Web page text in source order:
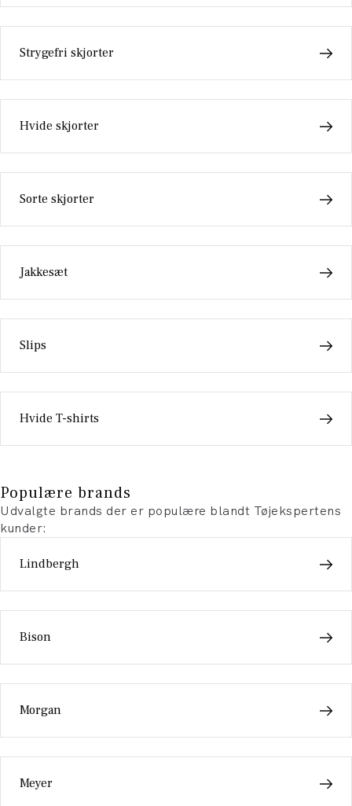
Strygefri skjorter
Hvide skjorter
Sorte skjorter
Jakkesæt
Slips
Hvide T-shirts
Populære brands
Udvalgte brands der er populære blandt Tøjekspertens
kunder:
Lindbergh
Bison
Morgan
Meyer